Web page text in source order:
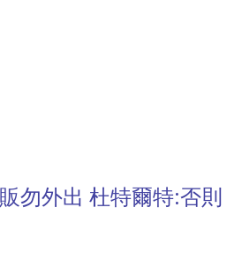
勿外出 杜特爾特:否則